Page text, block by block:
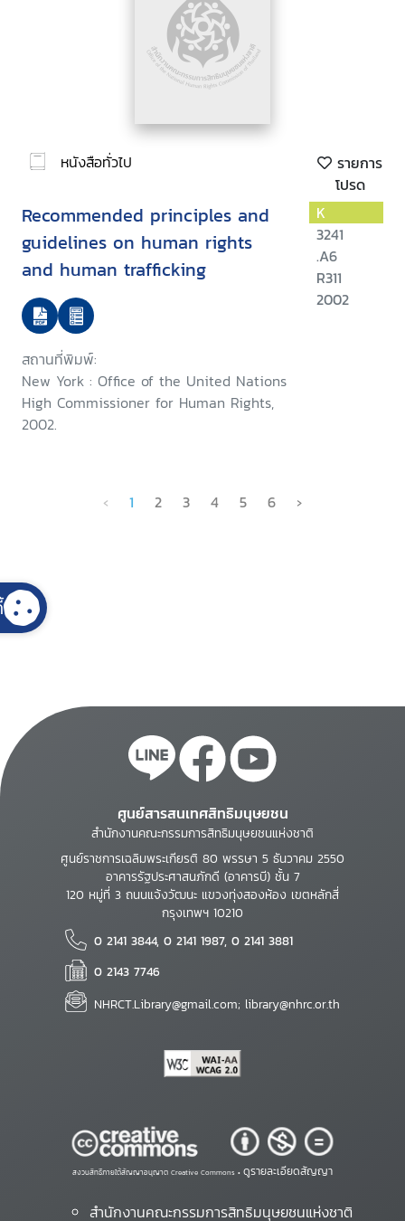
หนังสือทั่วไป
รายการ
โปรด
Recommended principles and
guidelines on human rights
and human trafficking
สถานที่พิมพ์:
New York : Office of the United Nations
High Commissioner for Human Rights,
2002.
K
3241
.A6
R311
2002
‹ 1 2 3 4 5 6 ›
ศูนย์สารสนเทศสิทธิมนุษยชน
สำนักงานคณะกรรมการสิทธิมนุษยชนแห่งชาติ
ศูนย์ราชการเฉลิมพระเกียรติ 80 พรรษา 5 ธันวาคม 2550
อาคารรัฐประศาสนภักดี (อาคารบี) ชั้น 7
120 หมู่ที่ 3 ถนนแจ้งวัฒนะ แขวงทุ่งสองห้อง เขตหลักสี่
กรุงเทพฯ 10210
0 2141 3844, 0 2141 1987, 0 2141 3881
0 2143 7746
NHRCT.Library@gmail.com; library@nhrc.or.th
สงวนสิทธิ์ภายใต้สัญญาอนุญาต Creative Commons • ดูรายละเอียดสัญญา
สำนักงานคณะกรรมการสิทธิมนุษยชนแห่งชาติ